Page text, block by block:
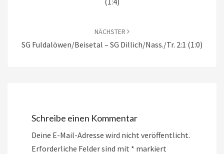
NÄCHSTER
SG Fuldalöwen/Beisetal – SG Dillich/Nass./Tr. 2:1 (1:0)
Schreibe einen Kommentar
Deine E-Mail-Adresse wird nicht veröffentlicht.
Erforderliche Felder sind mit * markiert